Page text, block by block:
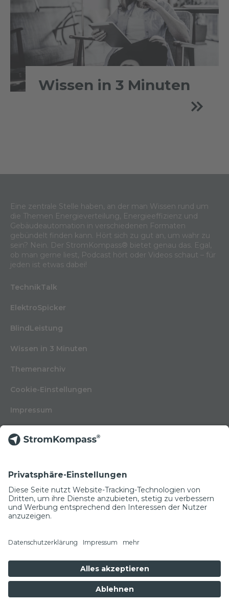
NEWSLETTER
Wissen in 3 Minuten
Eine zentrale Stelle haben, an der man Wissen rund um
die Themen Energieverteilung, Energieeffizienz und
Gebäudeautomation in verschiedenen Formaten
gebündelt finden kann. Hört sich zu gut an, um wahr zu
sein? Nein. Der StromKompass® bietet genau das. Egal,
ob man gerne liest, Podcast hört oder Videos schaut – für
jeden ist etwas dabei!
TechnikTalk
ElektroSpicker
BlindLeistung
Wissen in 3 Minuten
Themenarchiv
Cookie-Einstellungen
Impressum
Kontakt
Glossar